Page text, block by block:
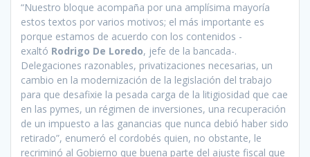
“Nuestro bloque acompaña por una amplísima mayoría
estos textos por varios motivos; el más importante es
porque estamos de acuerdo con los contenidos -
exaltó Rodrigo De Loredo, jefe de la bancada-.
Delegaciones razonables, privatizaciones necesarias, un
cambio en la modernización de la legislación del trabajo
para que desafixie la pesada carga de la litigiosidad que cae
en las pymes, un régimen de inversiones, una recuperación
de un impuesto a las ganancias que nunca debió haber sido
retirado”, enumeró el cordobés quien, no obstante, le
recriminó al Gobierno que buena parte del ajuste fiscal que